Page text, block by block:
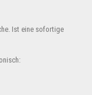
Ist eine sofortige